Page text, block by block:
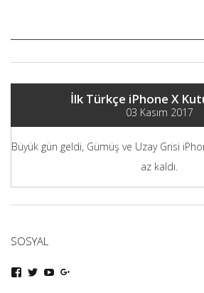
İlk Türkçe iPhone X Kutu
03 Kasım 2017
Büyük gün geldi, Gümüş ve Uzay Grisi
az kaldı.
SOSYAL
iphoneturka
iphoneturka
iphoneturka